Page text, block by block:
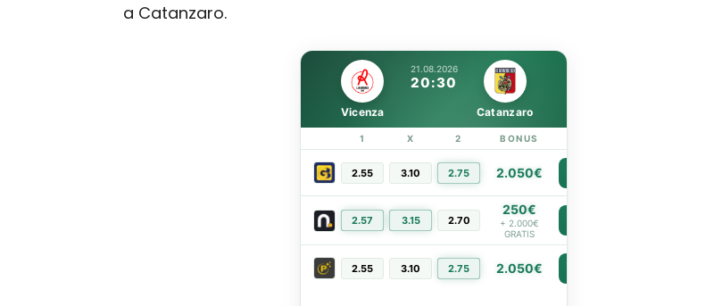
a Catanzaro.
21.08.2026
20:30
Vicenza Catanzaro
1 X 2 BONUS
2.55 3.10 2.75 2.050€
2.57 3.15 2.70
250€
+ 2.000€
GRATIS
2.55 3.10 2.75 2.050€